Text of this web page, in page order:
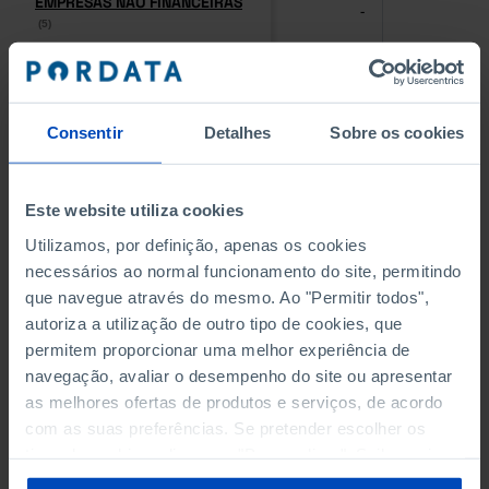
Consentir Detalhes Sobre os cookies
Este website utiliza cookies
Utilizamos, por definição, apenas os cookies
necessários ao normal funcionamento do site, permitindo
que navegue através do mesmo. Ao "Permitir todos",
autoriza a utilização de outro tipo de cookies, que
permitem proporcionar uma melhor experiência de
navegação, avaliar o desempenho do site ou apresentar
as melhores ofertas de produtos e serviços, de acordo
com as suas preferências. Se pretender escolher os
sobre cookies através da gestão de preferências ou da
(5)
(5)
-
PESSOAL AO SERVIÇO NAS
EMPRESAS NÃO FINANCEIRAS
PESSOAL AO SERVIÇO NAS
EMPRESAS NÃO FINANCEIRAS
(5)
- -
QUATRO MAIORES EMPRESAS
Empresas não financeiras
QUATRO MAIORES EMPRESAS
Empresas não financeiras
VOLUME DE NEGÓCIOS DAS
QUATRO MAIORES EMPRESAS
DO MUNICÍPIO (%)
Empresas não financeiras
VOLUME DE NEGÓCIOS DAS
QUATRO MAIORES EMPRESAS
DO MUNICÍPIO (%)
Empresas não financeiras
BANCOS, CAIXAS ECONÓMICAS
BANCOS, CAIXAS ECONÓMICAS -
CAIXAS DE CRÉDITO AGRÍCOLA
CAIXAS DE CRÉDITO AGRÍCOLA